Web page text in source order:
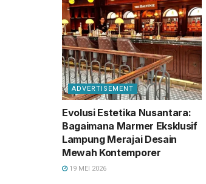
ADVERTISEMENT
Evolusi Estetika Nusantara:
Bagaimana Marmer Eksklusif
Lampung Merajai Desain
Mewah Kontemporer
19 MEI 2026